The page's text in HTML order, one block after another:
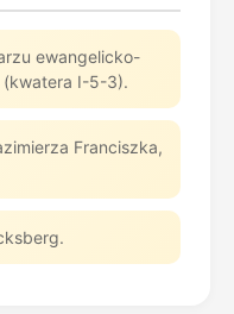
ewangelicko-
(kwatera I-5-3).
Franciszka,